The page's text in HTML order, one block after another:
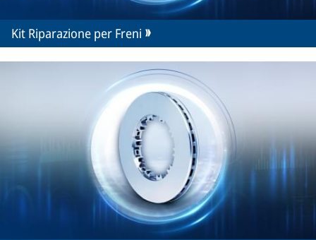
Kit Riparazione per Freni